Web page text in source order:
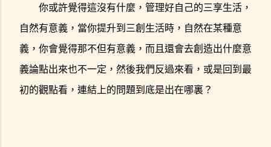
你或許覺得這沒有什麼，管理好自己的三享生活，
自然有意義，當你提升到三創生活時，自然在某種意
義，你會覺得那不但有意義，而且還會去創造出什麼意
義論點出來也不一定，然後我們反過來看，或是回到最
初的觀點看，連結上的問題到底是出在哪裏？